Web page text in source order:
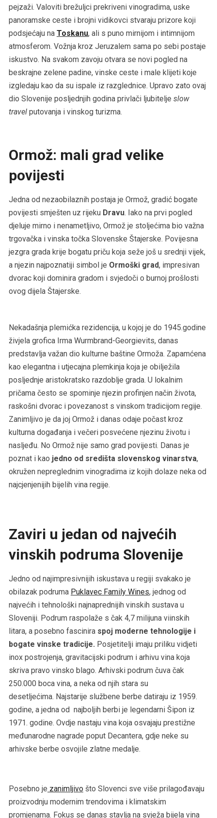
pejzaži. Valoviti brežuljci prekriveni vinogradima, uske
panoramske ceste i brojni vidikovci stvaraju prizore koji
podsjećaju na Toskanu, ali s puno mirnijom i intimnijom
atmosferom. Vožnja kroz Jeruzalem sama po sebi postaje
iskustvo. Na svakom zavoju otvara se novi pogled na
beskrajne zelene padine, vinske ceste i male klijeti koje
izgledaju kao da su ispale iz razglednice. Upravo zato ovaj
dio Slovenije posljednjih godina privlači ljubitelje slow
travelputovanja i vinskog turizma.
Ormož: mali grad velike
povijesti
Jedna od nezaobilaznih postaja je Ormož, gradić bogate
povijesti smješten uz rijeku Dravu. Iako na prvi pogled
djeluje mirno i nenametljivo, Ormož je stoljećima bio važna
trgovačka i vinska točka Slovenske Štajerske. Povijesna
jezgra grada krije bogatu priču koja seže još u srednji vijek,
a njezin najpoznatiji simbol je Ormoški grad, impresivan
dvorac koji dominira gradom i svjedoči o burnoj prošlosti
ovog dijela Štajerske.
Nekadašnja plemićka rezidencija, u kojoj je do 1945.godine
živjela grofica Irma Wurmbrand-Georgievits, danas
predstavlja važan dio kulturne baštine Ormoža. Zapamćena
kao elegantna i utjecajna plemkinja koja je obilježila
posljednje aristokratsko razdoblje grada. U lokalnim
pričama često se spominje njezin profinjen način života,
raskošni dvorac i povezanost s vinskom tradicijom regije.
Zanimljivo je da joj Ormož i danas odaje počast kroz
kulturna događanja i večeri posvećene njezinu životu i
nasljeđu. No Ormož nije samo grad povijesti. Danas je
poznat i kao jedno od središta slovenskog vinarstva,
okružen nepreglednim vinogradima iz kojih dolaze neka od
najcjenjenijih bijelih vina regije.
Zaviri u jedan od najvećih
vinskih podruma Slovenije
Jedno od najimpresivnijih iskustava u regiji svakako je
obilazak podruma Puklavec Family Wines, jednog od
najvećih i tehnološki najnaprednijih vinskih sustava u
Sloveniji. Podrum raspolaže s čak 4,7 milijuna viinskih
litara, a posebno fascinira spoj moderne tehnologije i
bogate vinske tradicije. Posjetitelji imaju priliku vidjeti
inox postrojenja, gravitacijski podrum i arhivu vina koja
skriva pravo vinsko blago. Arhivski podrum čuva čak
250.000 boca vina, a neka od njih stara su
desetljećima. Najstarije službene berbe datiraju iz 1959.
godine, a jedna od najboljih berbi je legendarni Šipon iz
1971. godine. Ovdje nastaju vina koja osvajaju prestižne
međunarodne nagrade poput Decantera, gdje neke su
arhivske berbe osvojile zlatne medalje.
Posebno je zanimljivošto Slovenci sve više prilagođavaju
proizvodnju modernim trendovima i klimatskim
promjenama. Fokus se danas stavlja na svježa bijela vina